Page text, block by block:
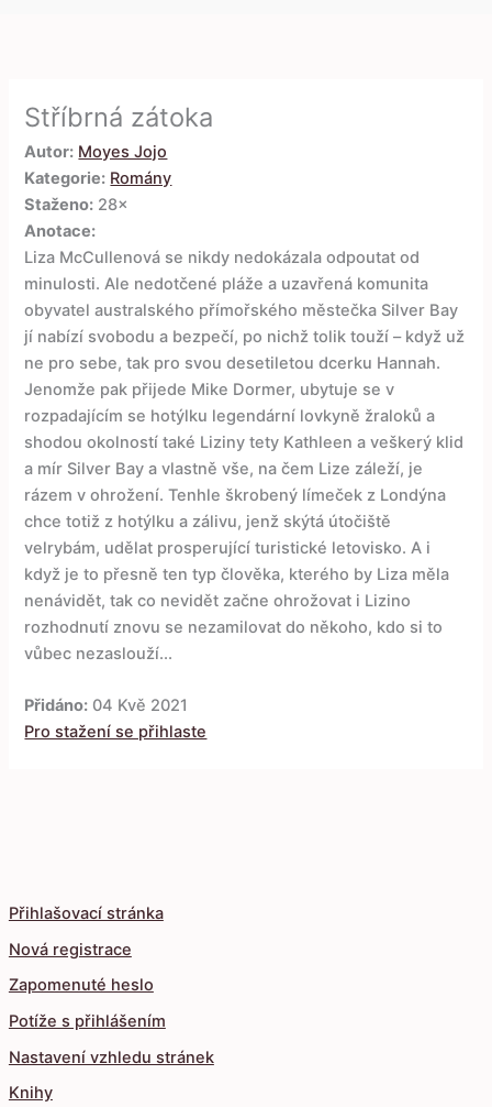
Přihlašovací stránka
Nová registrace
Zapomenuté heslo
Potíže s přihlášením
Nastavení vzhledu stránek
Knihy
Stříbrná zátoka
Autor: Moyes Jojo
Kategorie: Romány
Staženo: 28×
Anotace:
Liza McCullenová se nikdy nedokázala odpoutat od
minulosti. Ale nedotčené pláže a uzavřená komunita
obyvatel australského přímořského městečka Silver Bay
jí nabízí svobodu a bezpečí, po nichž tolik touží – když už
ne pro sebe, tak pro svou desetiletou dcerku Hannah.
Jenomže pak přijede Mike Dormer, ubytuje se v
rozpadajícím se hotýlku legendární lovkyně žraloků a
shodou okolností také Liziny tety Kathleen a veškerý klid
a mír Silver Bay a vlastně vše, na čem Lize záleží, je
rázem v ohrožení. Tenhle škrobený límeček z Londýna
chce totiž z hotýlku a zálivu, jenž skýtá útočiště
velrybám, udělat prosperující turistické letovisko. A i
když je to přesně ten typ člověka, kterého by Liza měla
nenávidět, tak co nevidět začne ohrožovat i Lizino
rozhodnutí znovu se nezamilovat do někoho, kdo si to
vůbec nezaslouží...
Přidáno: 04 Kvě 2021
Pro stažení se přihlaste